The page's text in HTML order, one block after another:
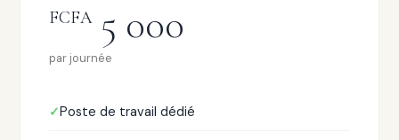
FCFA5 000
par journée
Poste de travail dédié